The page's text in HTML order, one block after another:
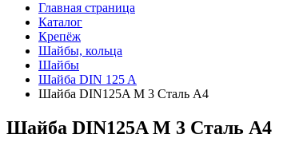
Главная страница
Каталог
Крепёж
Шайбы, кольца
Шайбы
Шайба DIN 125 A
Шайба DIN125A М 3 Сталь A4
Шайба DIN125A М 3 Сталь A4